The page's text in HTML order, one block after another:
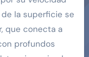
la superficie se
que conecta a
profundos